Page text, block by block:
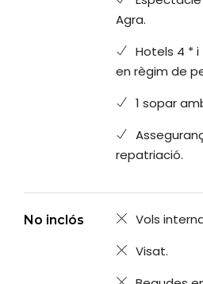
Agra.
Hotels 4 *
en règim de
1 sopar
repatriació.
No inclós
Vols
Visat.